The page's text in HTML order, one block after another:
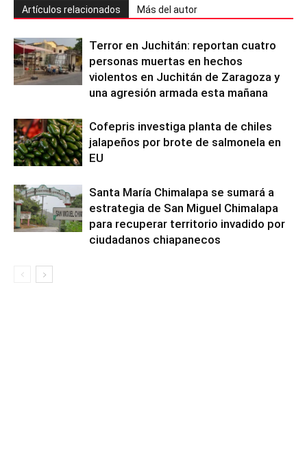
Artículos relacionados Más del autor
Terror en Juchitán: reportan cuatro
personas muertas en hechos
violentos en Juchitán de Zaragoza y
una agresión armada esta mañana
Cofepris investiga planta de chiles
jalapeños por brote de salmonela en
EU
Santa María Chimalapa se sumará a
estrategia de San Miguel Chimalapa
para recuperar territorio invadido por
ciudadanos chiapanecos